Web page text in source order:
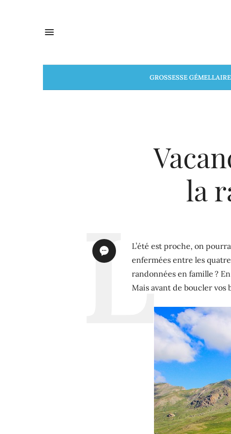
GROSSESSE GÉMELLAIRE
la
L’été est proche, on
enfermées entre les
randonnées en famille ?
Mais avant de boucler vos